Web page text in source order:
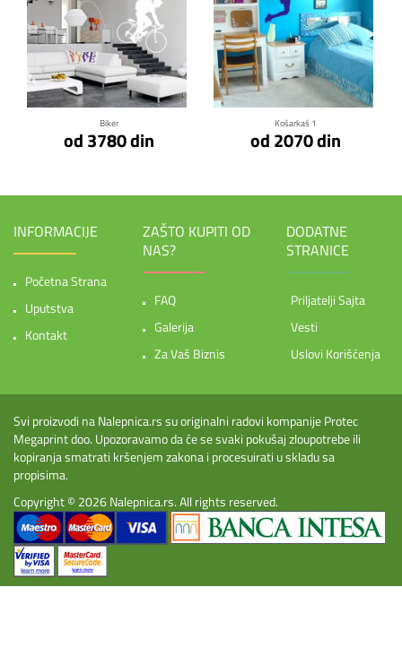
Biker
od 3780 din
Klikni za detalje
Košarkaš 1
od 2070 din
Klikni za detalje
INFORMACIJE
Početna Strana
Uputstva
Kontakt
ZAŠTO KUPITI OD
NAS?
FAQ
Galerija
Za Vaš Biznis
DODATNE
STRANICE
Priljatelji Sajta
Vesti
Uslovi Korišćenja
Svi proizvodi na Nalepnica.rs su originalni radovi kompanije Protec
Megaprint doo. Upozoravamo da će se svaki pokušaj zloupotrebe ili
kopiranja smatrati kršenjem zakona i procesuirati u skladu sa
propisima.
Copyright © 2026Nalepnica.rs. All rights reserved.